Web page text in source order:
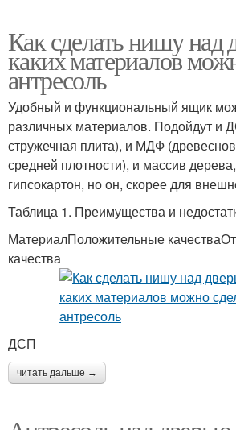
Как сделать нишу над
каких материалов
антресоль
Удобный и функциональный ящик
различных материалов. Подойдут и
стружечная плита), и МДФ
средней плотности), и массив
гипсокартон, но он, скорее для
Таблица 1. Преимущества и
МатериалПоложительные
качества
ДСП
читать дальше →